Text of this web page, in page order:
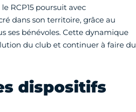
RCP15 poursuit avec
dans son territoire, grâce au
ses bénévoles. Cette dynamique
du club et continuer à faire du
dispositifs